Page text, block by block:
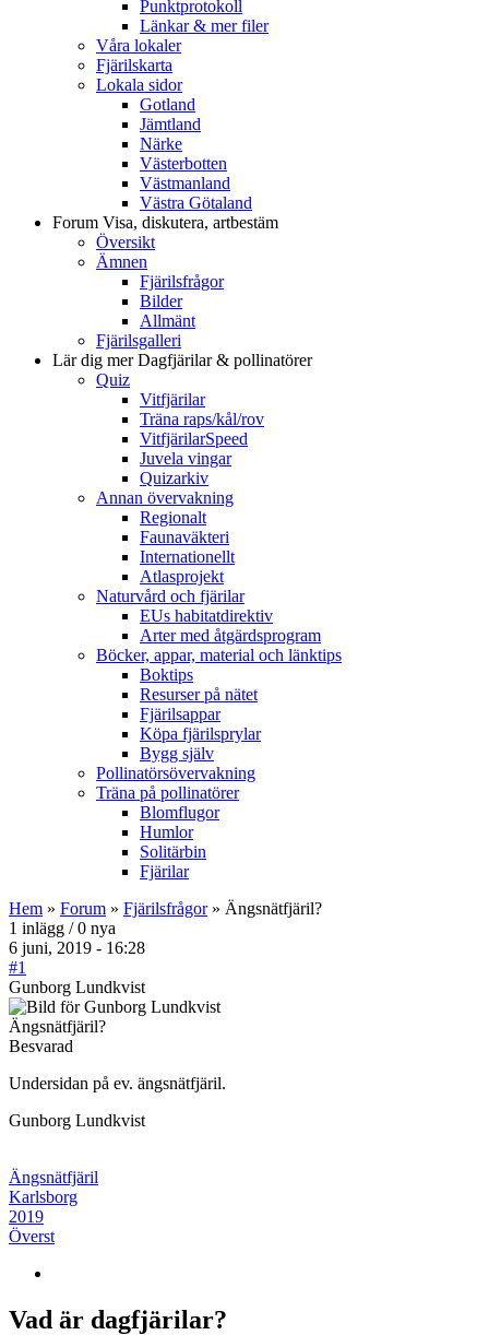
Punktprotokoll
Länkar & mer filer
Våra lokaler
Fjärilskarta
Lokala sidor
Gotland
Jämtland
Närke
Västerbotten
Västmanland
Västra Götaland
Forum Visa, diskutera, artbestäm
Översikt
Ämnen
Fjärilsfrågor
Bilder
Allmänt
Fjärilsgalleri
Lär dig merDagfjärilar & pollinatörer
Quiz
Vitfjärilar
Träna raps/kål/rov
VitfjärilarSpeed
Juvela vingar
Quizarkiv
Annan övervakning
Regionalt
Faunaväkteri
Internationellt
Atlasprojekt
Naturvård och fjärilar
EUs habitatdirektiv
Arter med åtgärdsprogram
Böcker, appar, material och länktips
Boktips
Resurser på nätet
Fjärilsappar
Köpa fjärilsprylar
Bygg själv
Pollinatörsövervakning
Träna på pollinatörer
Blomflugor
Humlor
Solitärbin
Fjärilar
Hem » Forum » Fjärilsfrågor» Ängsnätfjäril?
1 inlägg / 0 nya
6 juni, 2019 - 16:28
#1
Gunborg Lundkvist
Ängsnätfjäril?
Besvarad
Undersidan på ev. ängsnätfjäril.
Gunborg Lundkvist
Ängsnätfjäril
Karlsborg
2019
Överst
Vad är dagfjärilar?